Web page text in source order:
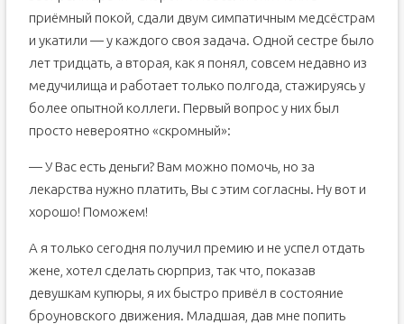
приёмный покой, сдали двум симпатичным медсёстрам
и укатили — у каждого своя задача. Одной сестре было
лет тридцать, а вторая, как я понял, совсем недавно из
медучилища и работает только полгода, стажируясь у
более опытной коллеги. Первый вопрос у них был
просто невероятно «скромный»:
— У Вас есть деньги? Вам можно помочь, но за
лекарства нужно платить, Вы с этим согласны. Ну вот и
хорошо! Поможем!
А я только сегодня получил премию и не успел отдать
жене, хотел сделать сюрприз, так что, показав
девушкам купюры, я их быстро привёл в состояние
броуновского движения. Младшая, дав мне попить